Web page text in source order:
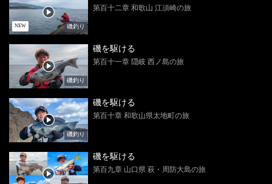
NEW 磯釣り
第百十二章 和歌山 江須崎の旅
磯釣り
磯を駆ける
第百十一章 隠岐 西ノ島の旅
磯釣り
磯を駆ける
第百十章 和歌山県太地町の旅
磯を駆ける
第百九章 山口県 萩・周防大島の旅